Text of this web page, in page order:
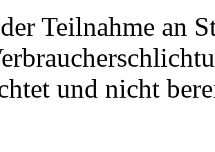
Teilnahme an
und nicht